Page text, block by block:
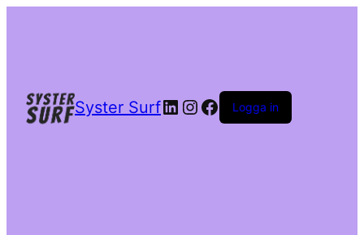
Syster SurfLinkedIn
Instagram
Facebook
Logga in